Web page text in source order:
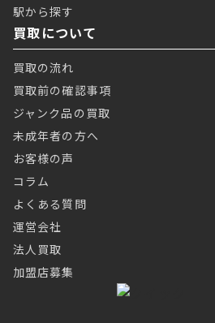
駅から探す
買取について
買取の流れ
買取前の確認事項
ジャンク品の買取
未成年者の方へ
お客様の声
コラム
よくある質問
運営会社
法人買取
加盟店募集